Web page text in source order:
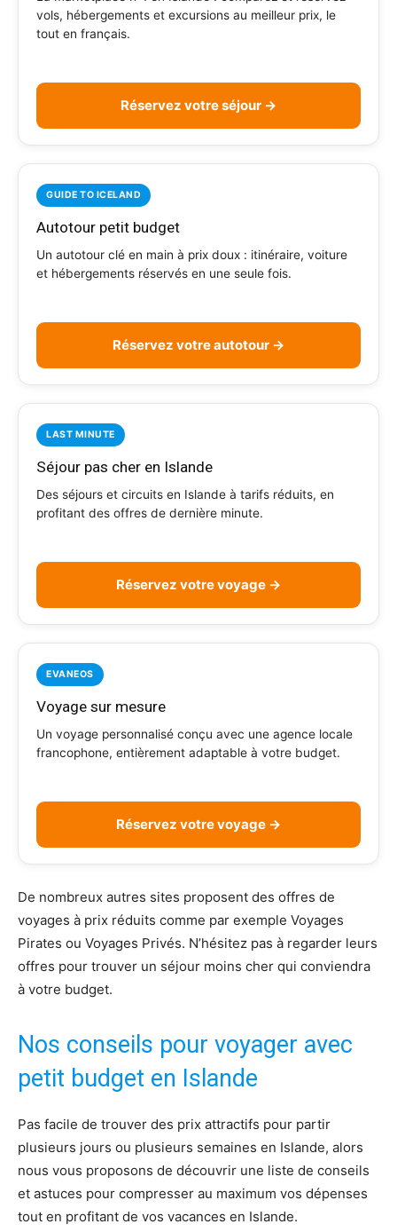
vols, hébergements et excursions au meilleur prix, le
tout en français.
Réservez votre séjour →
GUIDE TO ICELAND
Autotour petit budget
Un autotour clé en main à prix doux : itinéraire, voiture
et hébergements réservés en une seule fois.
Réservez votre autotour →
LAST MINUTE
Séjour pas cher en Islande
Des séjours et circuits en Islande à tarifs réduits, en
profitant des offres de dernière minute.
Réservez votre voyage →
EVANEOS
Voyage sur mesure
Un voyage personnalisé conçu avec une agence locale
francophone, entièrement adaptable à votre budget.
Réservez votre voyage →
De nombreux autres sites proposent des offres de
voyages à prix réduits comme par exemple Voyages
Pirates ou Voyages Privés. N’hésitez pas à regarder leurs
offres pour trouver un séjour moins cher qui conviendra
à votre budget.
Nos conseils pour voyager avec
petit budget en Islande
Pas facile de trouver des prix attractifs pour partir
plusieurs jours ou plusieurs semaines en Islande, alors
nous vous proposons de découvrir une liste de conseils
et astuces pour compresser au maximum vos dépenses
tout en profitant de vos vacances en Islande.